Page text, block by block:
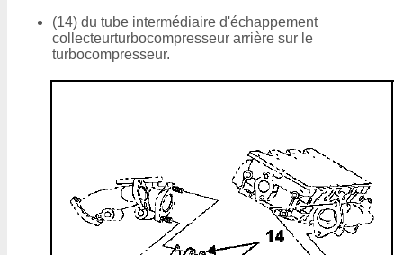
(14) du tube intermédiaire d'échappement
collecteurturbocompresseur arrière sur le
turbocompresseur.